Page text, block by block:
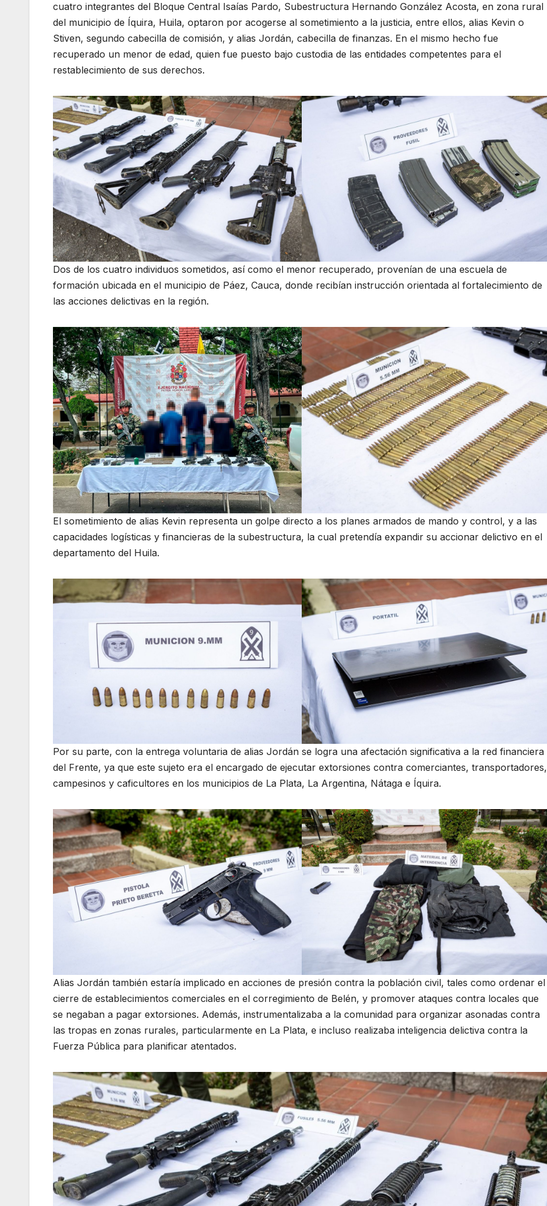
cuatro integrantes del Bloque Central Isaías Pardo, Subestructura Hernando González Acosta, en zona rural
del municipio de Íquira, Huila, optaron por acogerse al sometimiento a la justicia, entre ellos, alias Kevin o
Stiven, segundo cabecilla de comisión, y alias Jordán, cabecilla de finanzas. En el mismo hecho fue
recuperado un menor de edad, quien fue puesto bajo custodia de las entidades competentes para el
restablecimiento de sus derechos.
Dos de los cuatro individuos sometidos, así como el menor recuperado, provenían de una escuela de
formación ubicada en el municipio de Páez, Cauca, donde recibían instrucción orientada al fortalecimiento de
las acciones delictivas en la región.
El sometimiento de alias Kevin representa un golpe directo a los planes armados de mando y control, y a las
capacidades logísticas y financieras de la subestructura, la cual pretendía expandir su accionar delictivo en el
departamento del Huila.
Por su parte, con la entrega voluntaria de alias Jordán se logra una afectación significativa a la red financiera
del Frente, ya que este sujeto era el encargado de ejecutar extorsiones contra comerciantes, transportadores,
campesinos y caficultores en los municipios de La Plata, La Argentina, Nátaga e Íquira.
Alias Jordán también estaría implicado en acciones de presión contra la población civil, tales como ordenar el
cierre de establecimientos comerciales en el corregimiento de Belén, y promover ataques contra locales que
se negaban a pagar extorsiones. Además, instrumentalizaba a la comunidad para organizar asonadas contra
las tropas en zonas rurales, particularmente en La Plata, e incluso realizaba inteligencia delictiva contra la
Fuerza Pública para planificar atentados.